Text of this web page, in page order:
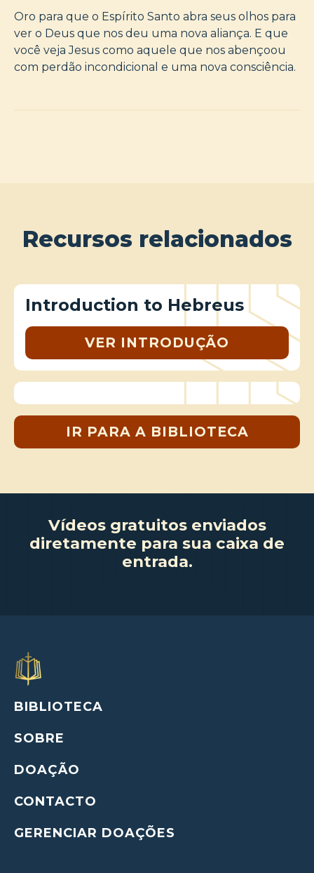
Oro para que o Espírito Santo abra seus olhos para
ver o Deus que nos deu uma nova aliança. E que
você veja Jesus como aquele que nos abençoou
com perdão incondicional e uma nova consciência.
Recursos relacionados
Introduction to Hebreus
VER INTRODUÇÃO
IR PARA A BIBLIOTECA
Vídeos gratuitos enviados
diretamente para sua caixa de
entrada.
BIBLIOTECA
SOBRE
DOAÇÃO
CONTACTO
GERENCIAR DOAÇÕES